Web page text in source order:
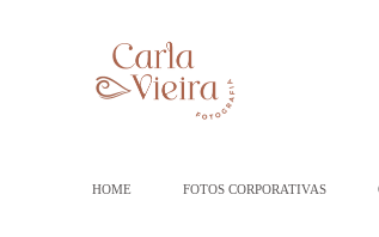
HOME FOTOS CORPORATIVAS